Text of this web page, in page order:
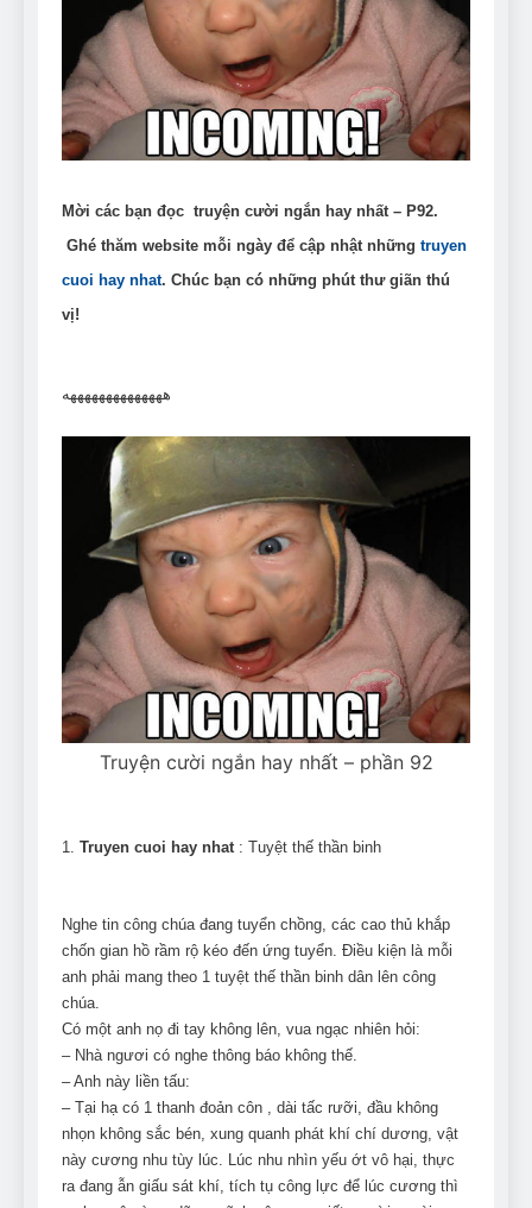
Can Bulldogs Play Fetch?
And How to Train Them!
7 Năm Ago
How Often Do I Need to
Groom My Bulldog
7 Năm Ago
Mời các bạn đọc truyện cười ngắn hay nhất – P92.
Ghé thăm website mỗi ngày để cập nhật những truyen
cuoi hay nhat. Chúc bạn có những phút thư giãn thú
vị!
ههههههههههههههه
Truyện cười ngắn hay nhất – phần 92
1. Truyen cuoi hay nhat : Tuyệt thế thần binh
Nghe tin công chúa đang tuyển chồng, các cao thủ khắp
chốn gian hồ rầm rộ kéo đến ứng tuyển. Điều kiện là mỗi
anh phải mang theo 1 tuyệt thế thần binh dân lên công
chúa.
Có một anh nọ đi tay không lên, vua ngạc nhiên hỏi:
– Nhà ngươi có nghe thông báo không thế.
– Anh này liền tấu:
– Tại hạ có 1 thanh đoản côn , dài tấc rưỡi, đầu không
nhọn không sắc bén, xung quanh phát khí chí dương, vật
này cương nhu tùy lúc. Lúc nhu nhìn yếu ớt vô hại, thực
ra đang ẫn giấu sát khí, tích tụ công lực để lúc cương thì